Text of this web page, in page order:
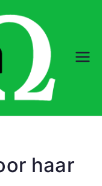
ol
haar